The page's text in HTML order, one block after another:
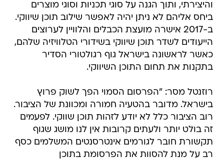
והיצירתי, ותוך הגנה על סוגי תכניות וסוגי מוצרים
ביחס אליהם לא ניתן יהיה לאפשר שילוב תוכן שיווקי.
ב-2017 אישרה מועצת הכבלים והלוויין לערוצים
הייעודים לשדר תוכן שיווקי בשידורי הטלוויזיה שלהם,
כאשר לראשונה בישראל גוף רגולטורי הסדיר
בתקנות את תחום התוכן השיווקי.
רוזנטל מסר: "הפרסום הסמוי הפך לשוק פרוץ
בישראל. מדובר בהטעיה חמורה ומכוונת של הציבור.
רוב הציבור כלל לא יודע לזהות תוכן שווקי. לפעמים
זה בולט יותר ולעתים קרובות אין לנו מושג שגוף
תקשורת חובר לגורמים אינטרסנטים המשלמים כסף
רב על מנת להסוות את הפרסומת בתוכן